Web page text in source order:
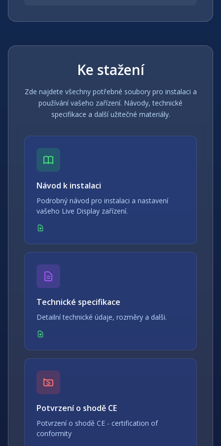
Ke stažení
Zde najdete všechny potřebné soubory pro instalaci a
používání vašeho zařízení. Návody, technické
specifikace a další užitečné materiály.
Návod k instalaci
Podrobný návod pro instalaci a nastavení
vašeho Live Display zařízení.
Technické specifikace
Detailní technické údaje, rozměry a dalši.
Potvrzení o shodě CE
Potvrzení o shodě CE - certification of
conformity